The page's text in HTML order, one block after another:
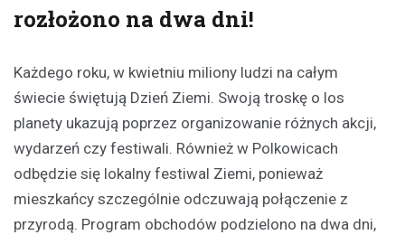
rozłożono na dwa dni!
Każdego roku, w kwietniu miliony ludzi na całym
świecie świętują Dzień Ziemi. Swoją troskę o los
planety ukazują poprzez organizowanie różnych akcji,
wydarzeń czy festiwali. Również w Polkowicach
odbędzie się lokalny festiwal Ziemi, ponieważ
mieszkańcy szczególnie odczuwają połączenie z
przyrodą. Program obchodów podzielono na dwa dni,